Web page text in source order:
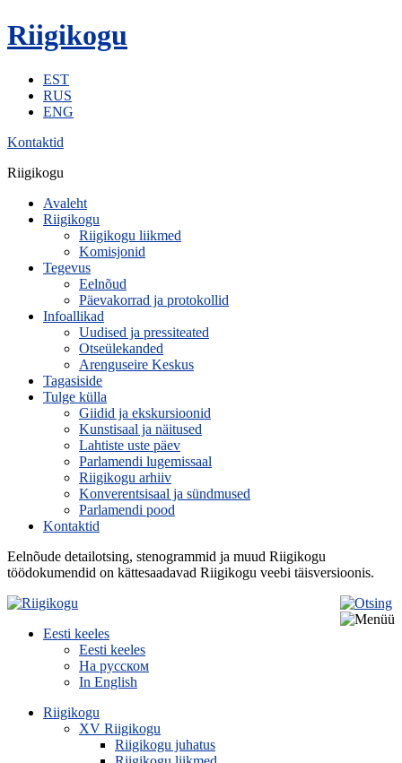
Riigikogu
EST
RUS
ENG
Kontaktid
Riigikogu
Avaleht
Riigikogu
Riigikogu liikmed
Komisjonid
Tegevus
Eelnõud
Päevakorrad ja protokollid
Infoallikad
Uudised ja pressiteated
Otseülekanded
Arenguseire Keskus
Tagasiside
Tulge külla
Giidid ja ekskursioonid
Kunstisaal ja näitused
Lahtiste uste päev
Parlamendi lugemissaal
Riigikogu arhiiv
Konverentsisaal ja sündmused
Parlamendi pood
Kontaktid
Eelnõude detailotsing, stenogrammid ja muud Riigikogu
töödokumendid on kättesaadavad Riigikogu veebi täisversioonis.
Eesti keeles
Eesti keeles
На русском
In English
Riigikogu
XV Riigikogu
Riigikogu juhatus